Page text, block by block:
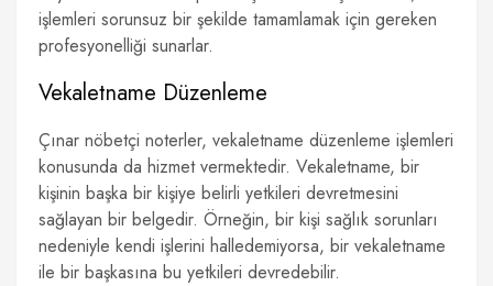
işlemleri sorunsuz bir şekilde tamamlamak için gereken
profesyonelliği sunarlar.
Vekaletname Düzenleme
Çınar nöbetçi noterler, vekaletname düzenleme işlemleri
konusunda da hizmet vermektedir. Vekaletname, bir
kişinin başka bir kişiye belirli yetkileri devretmesini
sağlayan bir belgedir. Örneğin, bir kişi sağlık sorunları
nedeniyle kendi işlerini halledemiyorsa, bir vekaletname
ile bir başkasına bu yetkileri devredebilir.